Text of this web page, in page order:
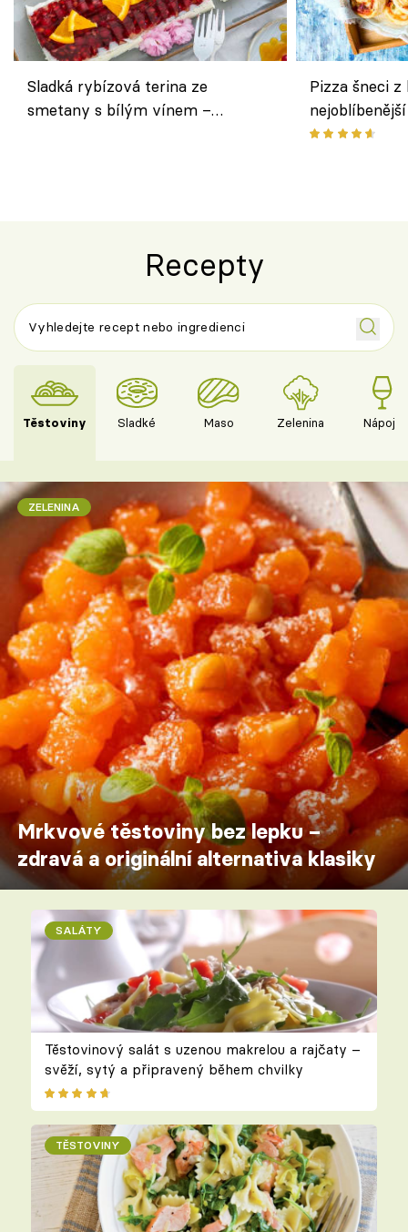
Sladká rybízová terina ze
smetany s bílým vínem –
Pizza šneci
Recepty
Těstoviny Sladké Maso Zelenina Nápoje
ZELENINA
Mrkvové těstoviny bez lepku –
zdravá a originální alternativa klasiky
SALÁTY
Těstovinový salát s uzenou makrelou a rajčaty –
svěží, sytý a připravený během chvilky
TĚSTOVINY